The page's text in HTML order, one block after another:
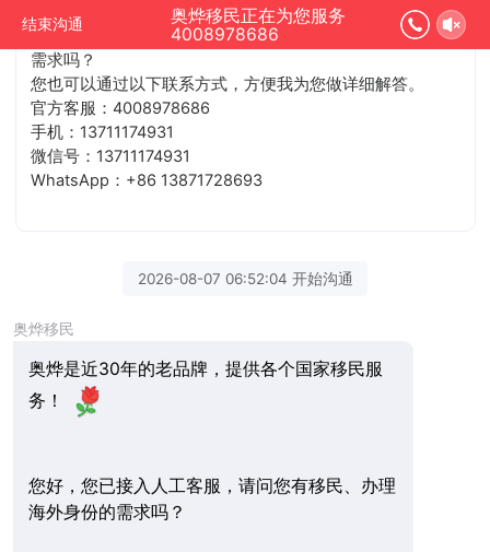
结束沟通
奥烨移民正在为您服务
4008978686
您好，您已接入人工客服，请问您有移民、办理海外身份的
需求吗？
您也可以通过以下联系方式，方便我为您做详细解答。
官方客服：4008978686
手机：13711174931
微信号：13711174931
WhatsApp：+86 13871728693
2026-08-07 06:52:04 开始沟通
奥烨移民
奥烨是近30年的老品牌，提供各个国家移民服
务！
您好，您已接入人工客服，请问您有移民、办理
海外身份的需求吗？